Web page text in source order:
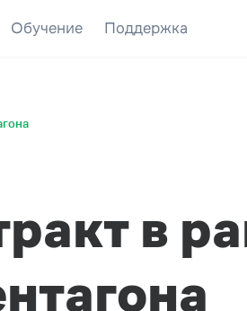
Обучение Поддержка
в